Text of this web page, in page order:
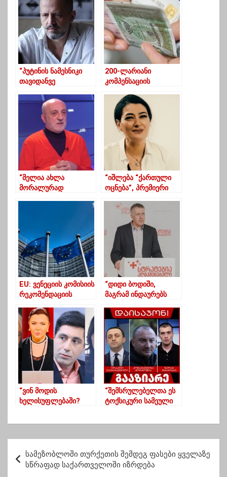
“პუტინის ნამესნიკი
თავიდანვე
ცალსახად ჩაეშალა
მოლაპარაკებები
კრემლის ბრძანებით”
200-ლარიანი
კომპენსაციის
განცხადების მიღების
ვადა დღეს იწურება
“მელია ახლა
მორალურად
“იშლება “ქართული
ოცნება”, პრემიერი
მოხსნეს, გაუშვეს, შენ
სად მირბიხარ დროზე
ადრე ხელს რომ
აწერ?
EU: ვენეციის კომისიის
რეკომენდაციის
ფინანსურ
დახმარებაზე ცუდად
იმოქმედებს
“დიდი ბოდიში,
მაგრამ ინდაურებს
ჯანდაცვა”
“ვინ მოდის
ხელისუფლებაში?
“შემსრულებელთა ეს
ტოქსიკური სამეული
სამეული უნდა
დაისაჯოს!”-ნიკა
მელია
ო
სამეზობლოში თურქეთის შემდეგ ფასები ყველაზე
სწრაფად საქართველოში იზრდება